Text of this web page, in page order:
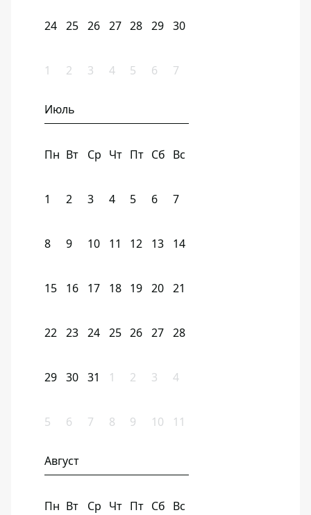
24 25 26 27 28 29 30
1 2 3 4 5 6 7
Июль
Пн Вт Ср Чт Пт Сб Вс
1 2 3 4 5 6 7
8 9 10 11 12 13 14
15 16 17 18 19 20 21
22 23 24 25 26 27 28
29 30 31 1 2 3 4
5 6 7 8 9 10 11
Август
Пн Вт Ср Чт Пт Сб Вс